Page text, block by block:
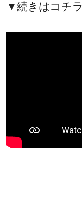
▼続きはコチラ